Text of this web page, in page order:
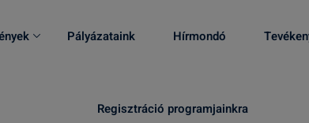
Pályázataink Hírmondó
Regisztráció programjainkra